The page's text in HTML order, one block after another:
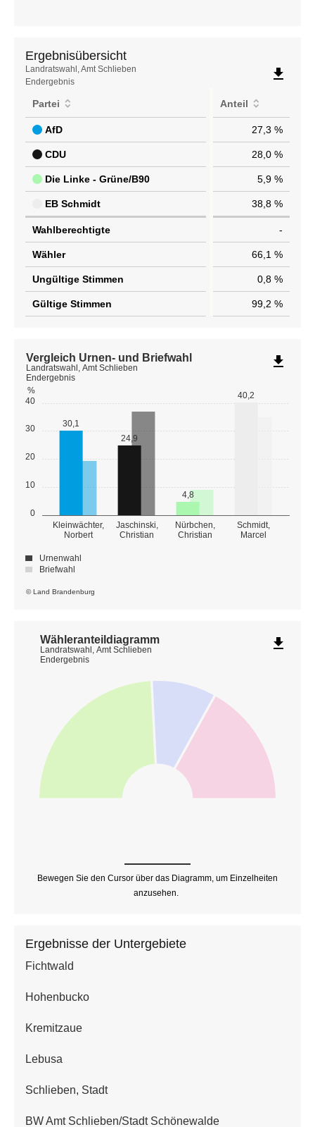
Ergebnisübersicht
Ergebnisübersicht
Landratswahl, Amt Schlieben
Endergebnis
file_download
Partei Anteil
AfD 27,3 %
CDU 28,0 %
Die Linke - Grüne/B90 5,9 %
EB Schmidt 38,8 %
Wahlberechtigte -
Wähler 66,1 %
Ungültige Stimmen 0,8 %
Gültige Stimmen 99,2 %
0
10
20
30
40
%
Kleinwächter,
Norbert
Jaschinski,
Christian
Nürbchen,
Christian
Schmidt,
Marcel
30,1
24,9
4,8
40,2
© Land Brandenburg
Vergleich Urnen- und Briefwahl
Landratswahl, Amt Schlieben
Endergebnis
Urnenwahl
Briefwahl
file_download
Wähleranteildiagramm
Landratswahl, Amt Schlieben
Endergebnis
file_download
Bewegen Sie den Cursor über das Diagramm, um Einzelheiten
anzusehen.
Ergebnisse der Untergebiete
Fichtwald
Hohenbucko
Kremitzaue
Lebusa
Schlieben, Stadt
BW Amt Schlieben/Stadt Schönewalde